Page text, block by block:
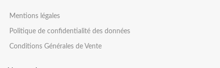
Mentions légales
Politique de confidentialité des données
Conditions Générales de Vente